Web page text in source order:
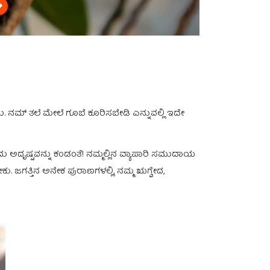
ನಮ್‍ ತಲೆ ಮೇಲೆ ಗೂಬೆ ಕೂರಿಸಬೇಡಿ ಎನ್ನುವಲ್ಲಿ ಇದೇ
ಅದೃಷ್ಟವನ್ನು ಕಂಡಂತೆ! ನಮ್ಮಲ್ಲಿನ ವ್ಯಾಪಾರಿ ಸಮುದಾಯ
ಜಗತ್ತಿನ ಅನೇಕ ಪುರಾಣಗಳಲ್ಲಿ, ನಮ್ಮ ಋಗ್ವೇದ,